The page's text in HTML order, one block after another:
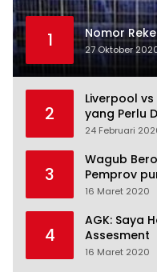
1 Nomor
27 Oktober
2
Liverpool
yang Perlu
24 Februari
3
Wagub
Pemprov
16 Maret 2020
4
AGK: Saya
Assesment
16 Maret 2020